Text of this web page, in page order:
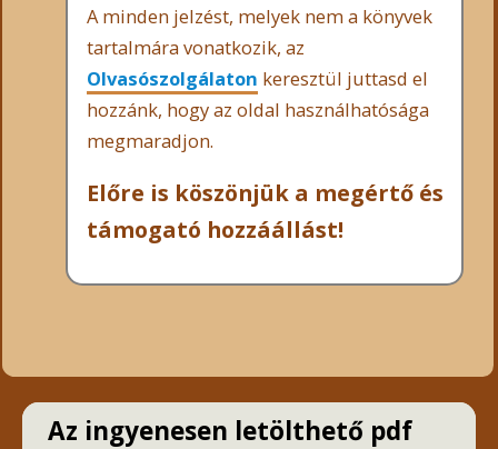
A minden jelzést, melyek nem a könyvek
tartalmára vonatkozik, az
Olvasószolgálaton keresztül juttasd el
hozzánk, hogy az oldal használhatósága
megmaradjon.
Előre is köszönjük a megértő és
támogató hozzáállást!
Az ingyenesen letölthető pdf